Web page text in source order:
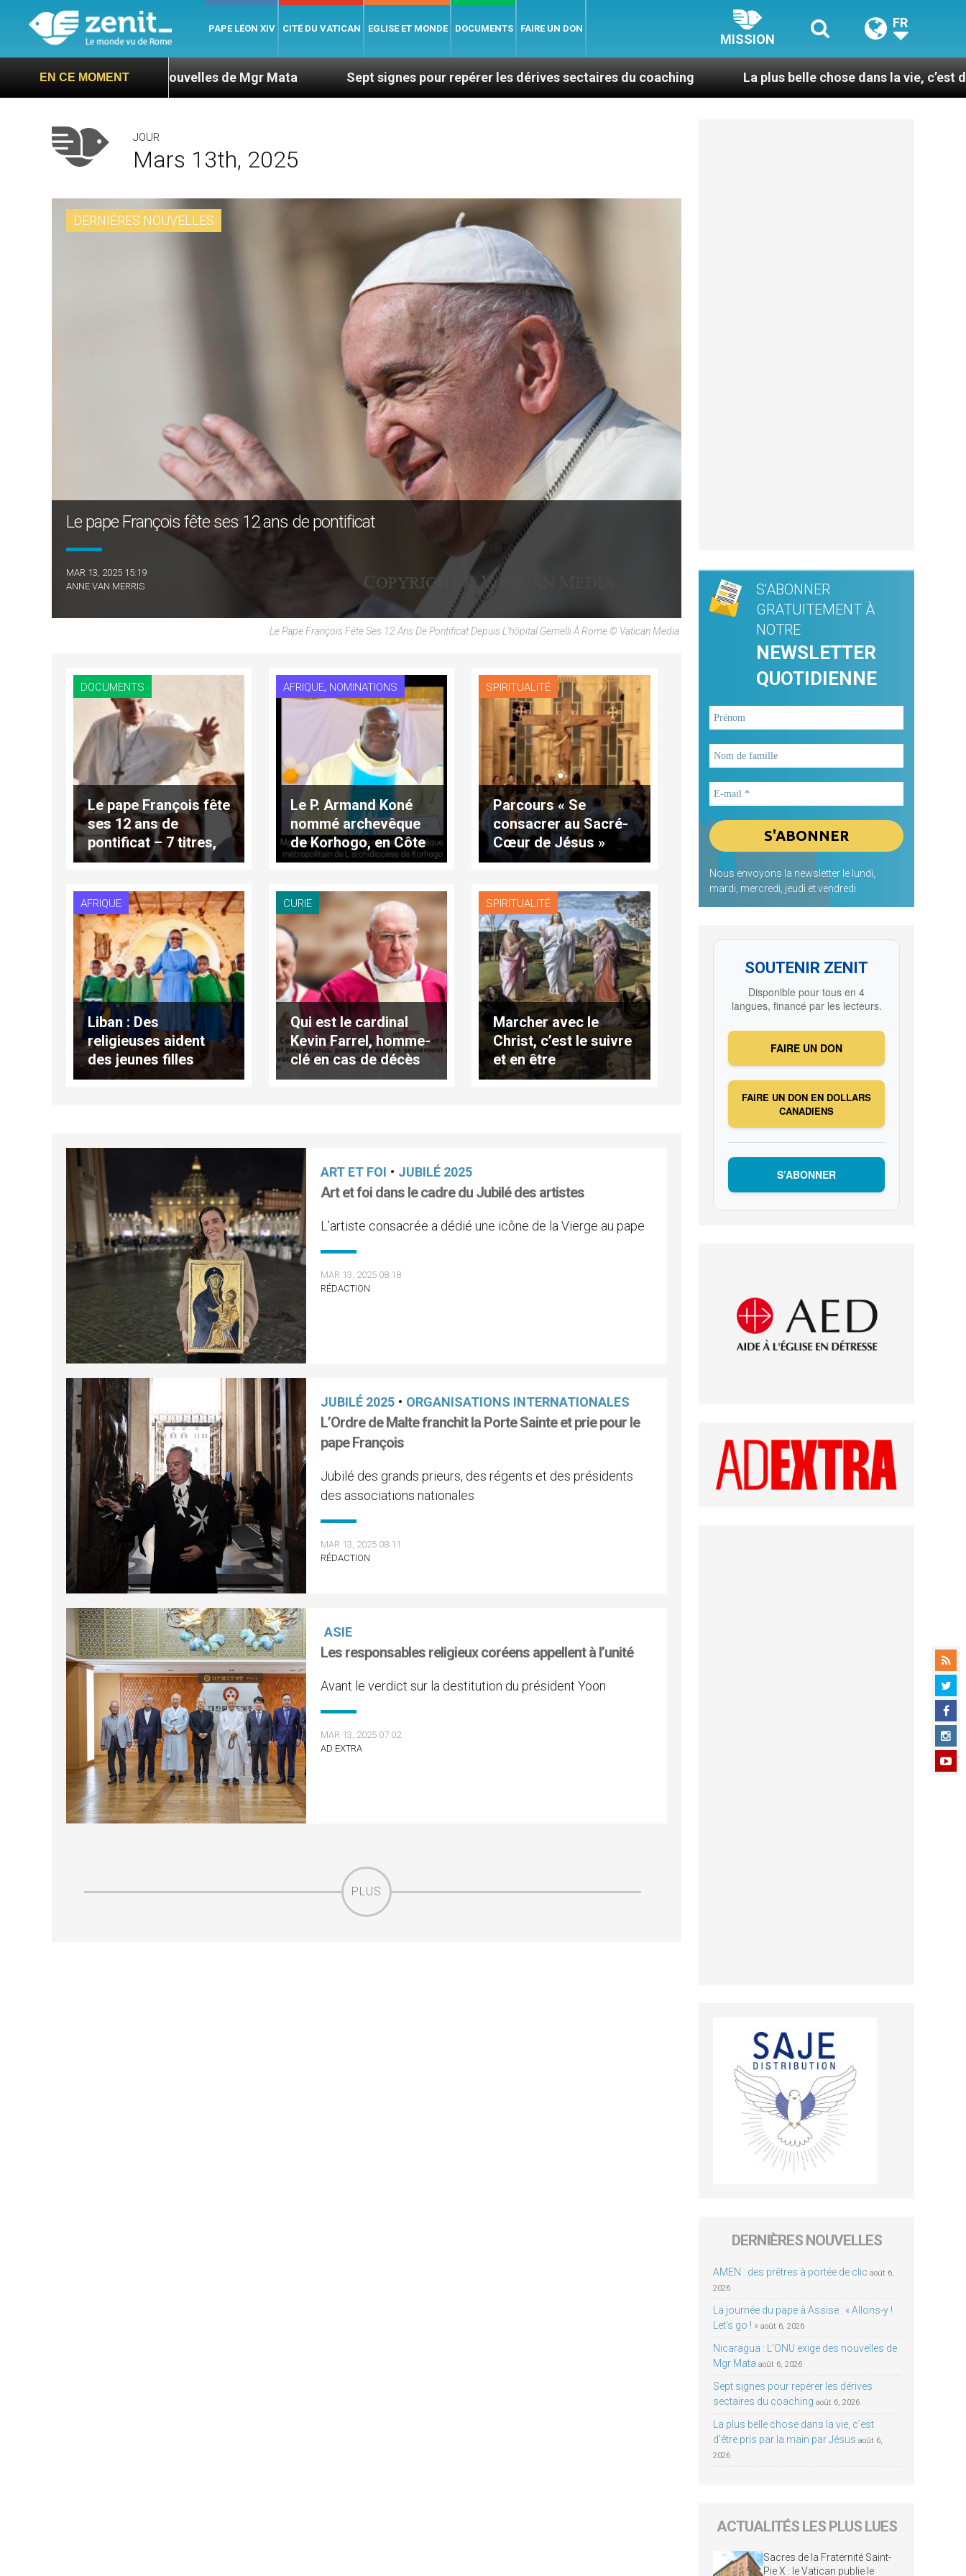
PAPE LÉON XIV CITÉ DU VATICAN EGLISE ET MONDE DOCUMENTS FAIRE UN DON
MISSION
FR
EN CE MOMENT
des nouvelles de Mgr Mata Sept signes pour repérer les dérives sectaires du coaching La plus belle chose dans la vie, c’est d’être pris par la
JOUR
Mars 13th, 2025
DERNIÈRES NOUVELLES
Le pape François fête ses 12 ans de pontificat
MAR 13, 2025 15:19
ANNE VAN MERRIS
Le Pape François Fête Ses 12 Ans De Pontificat Depuis L'hôpital Gemelli À Rome © Vatican Media
DOCUMENTS
Le pape François fête
ses 12 ans de
pontificat – 7 titres,
jeudi 13 mars 2025
AFRIQUE, NOMINATIONS
Le P. Armand Koné
nommé archevêque
de Korhogo, en Côte
d’Ivoire
SPIRITUALITÉ
Parcours « Se
consacrer au Sacré-
Cœur de Jésus »
AFRIQUE
Liban : Des
religieuses aident
des jeunes filles
vulnérables
CURIE
Qui est le cardinal
Kevin Farrel, homme-
clé en cas de décès
du pape ?
SPIRITUALITÉ
Marcher avec le
Christ, c’est le suivre
et en être
transfigurés
ART ET FOI • JUBILÉ 2025
Art et foi dans le cadre du Jubilé des artistes
L’artiste consacrée a dédié une icône de la Vierge au pape
MAR 13, 2025 08:18
RÉDACTION
JUBILÉ 2025 • ORGANISATIONS INTERNATIONALES
L’Ordre de Malte franchit la Porte Sainte et prie pour le
pape François
Jubilé des grands prieurs, des régents et des présidents
des associations nationales
MAR 13, 2025 08:11
RÉDACTION
ASIE
Les responsables religieux coréens appellent à l’unité
Avant le verdict sur la destitution du président Yoon
MAR 13, 2025 07:02
AD EXTRA
PLUS
S'ABONNER
GRATUITEMENT À
NOTRE
NEWSLETTER
QUOTIDIENNE
Nous envoyons la newsletter le lundi,
mardi, mercredi, jeudi et vendredi
SOUTENIR ZENIT
Disponible pour tous en 4
langues, financé par les lecteurs.
FAIRE UN DON
FAIRE UN DON EN DOLLARS
CANADIENS
S’ABONNER
DERNIÈRES NOUVELLES
AMEN : des prêtres à portée de clic août 6,
2026
La journée du pape à Assise : « Allons-y !
Let’s go ! » août 6, 2026
Nicaragua : L’ONU exige des nouvelles de
Mgr Mata août 6, 2026
Sept signes pour repérer les dérives
sectaires du coaching août 6, 2026
La plus belle chose dans la vie, c’est
d’être pris par la main par Jésus août 6,
2026
ACTUALITÉS LES PLUS LUES
Sacres de la Fraternité Saint-
Pie X : le Vatican publie le